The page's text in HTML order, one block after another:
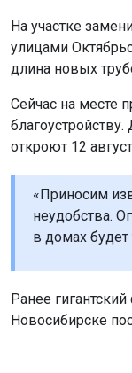
На участке
улицами
длина новых
Сейчас на месте
откроют 12
«Приносим
неудобства.
в домах будет
Ранее
Новосибирске